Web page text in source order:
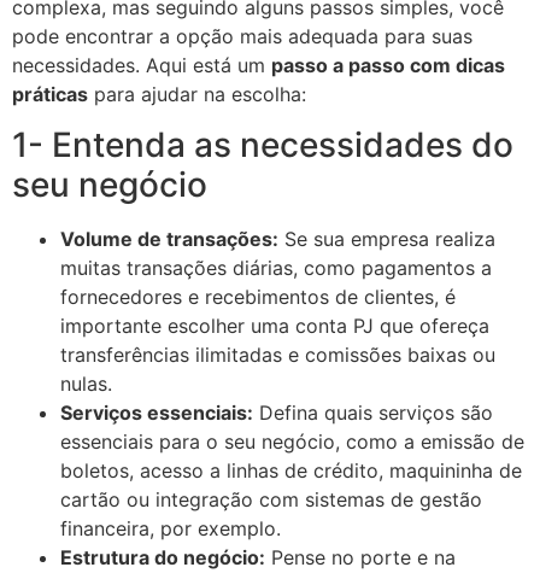
complexa, mas seguindo alguns passos simples, você
pode encontrar a opção mais adequada para suas
necessidades. Aqui está um passo a passo com dicas
práticas para ajudar na escolha:
1- Entenda as necessidades do
seu negócio
Volume de transações: Se sua empresa realiza
muitas transações diárias, como pagamentos a
fornecedores e recebimentos de clientes, é
importante escolher uma conta PJ que ofereça
transferências ilimitadas e comissões baixas ou
nulas.
Serviços essenciais: Defina quais serviços são
essenciais para o seu negócio, como a emissão de
boletos, acesso a linhas de crédito, maquininha de
cartão ou integração com sistemas de gestão
financeira, por exemplo.
Estrutura do negócio: Pense no porte e na